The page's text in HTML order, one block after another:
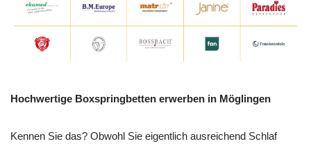
Hochwertige Boxspringbetten erwerben in Möglingen
Kennen Sie das? Obwohl Sie eigentlich ausreichend Schlaf